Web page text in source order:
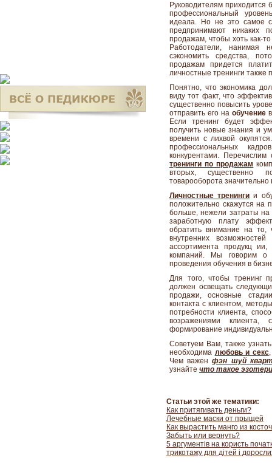
Руководителям
профессиональный
идеала. Но не это самое
предпринимают никаких
продажам, чтобы хоть как-
Работодатели, нанимая
сэкономить средства,
продажам придется
личностные тренинги
Понятно, что экономика
виду тот факт, что
существенно повысить
отправить его наобучение
Если тренинг будет
получить новые знания и
времени с лихвой
профессиональных
конкурентами.
тренинги по продажам
вторых, существенно
товарооборота значительно
Личностные тренинги и
положительно скажутся на
больше, нежели затраты на
заработную плату
обратить внимание на то,
внутренних
ассортимента продукц
компаний. Мы говорим о
проведения обучения в
Для того, чтобы тренинг
должен освещать
продажи, основные
контакта с клиентом,
потребности клиента,
возражениями клиента,
формирование
Советуем Вам, также
необходима любовь и секс
Чем важенфэн шуй
узнайте что такое
Статьи этой же тематики:
Как притягивать деньги?
Лечебные маски от прыщей
Как вырастить манго из
Забыть или вернуть?
5 аргументів на користь
трикотажу для дітей і